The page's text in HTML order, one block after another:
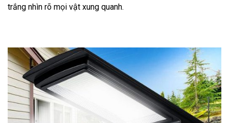
trắng nhìn rõ mọi vật xung quanh.